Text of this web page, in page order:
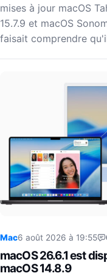
mises à jour macOS
15.7.9 et macOS
faisait comprendre
Mac6 août 2026 à 19:55
macOS 26.6.1 est
macOS 14.8.9